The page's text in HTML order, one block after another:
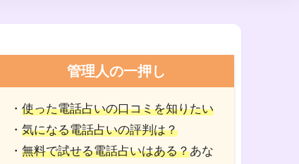
管理人の一押し
・ 使った電話占いの口コミを知りたい
・ 気になる電話占いの評判は？
・ 無料で試せる電話占いはある？あな